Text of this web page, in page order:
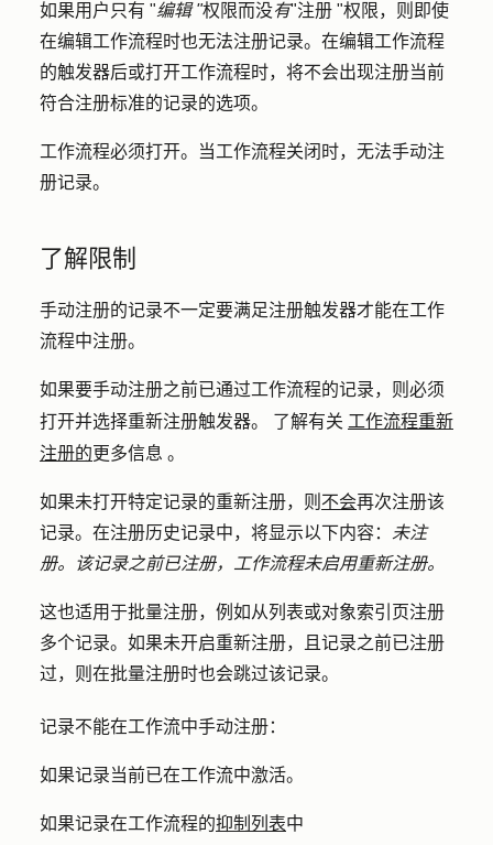
如果用户只有 "编辑 "权限而没有"注册 "权限，则即使
在编辑工作流程时也无法注册记录。在编辑工作流程
的触发器后或打开工作流程时，将不会出现注册当前
符合注册标准的记录的选项。
工作流程必须打开。当工作流程关闭时，无法手动注
册记录。
了解限制
手动注册的记录不一定要满足注册触发器才能在工作
流程中注册。
如果要手动注册之前已通过工作流程的记录，则必须
打开并选择重新注册触发器。 了解有关 工作流程重新
注册的更多信息 。
如果未打开特定记录的重新注册，则 不会再次注册该
记录。在注册历史记录中，将显示以下内容：
未注
册。该记录之前已注册，工作流程未启用重新注册。
这也适用于批量注册，例如从列表或对象索引页注册
多个记录。如果未开启重新注册，且记录之前已注册
过，则在批量注册时也会跳过该记录。
记录不能在工作流中手动注册：
如果记录当前已在工作流中激活。
如果记录在工作流程的抑制列表中